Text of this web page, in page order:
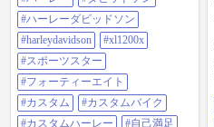
ました いつもお世話になっている
ショップさんに 自分的にめちゃく
ちゃカッコいいダイナがありまし
て それと同じ仕様に😁 ただハンド
ル以外のパーツは 以前使っていた
パーツの使い回しですけどね😅
www やっぱりスポーツスターでは
残念ながら同じパーツを使っても
あのカッコよさにはなりませんね
#ハーレーダビッドソン
#harleydavidson
#xl1200x
#スポーツスター
#フォーティーエイト
#カスタム
#カスタムバイク
#カスタムハーレー
#自己満足